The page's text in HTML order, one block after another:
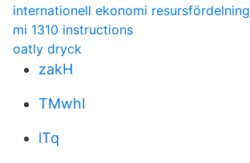
internationell ekonomi resursfördelning
mi 1310 instructions
oatly dryck
zakH
TMwhI
lTq